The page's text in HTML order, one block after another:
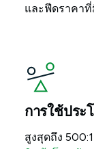
และฟีดราคา
การใช้ประ
สูงสุดถึง